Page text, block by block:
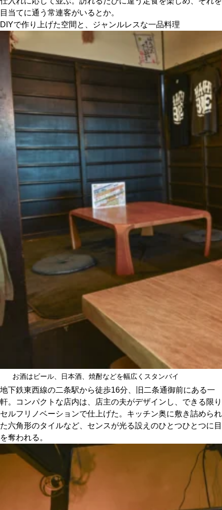
目当てに通う常連客がいるとか。
DIYで作り上げた空間と、ジャンルレスな一品料理
お酒はビール、日本酒、焼酎などを幅広くスタンバイ
地下鉄東西線の二条駅から徒歩16分、旧二条通御前にある一
軒。コンパクトな店内は、店主の夫がデザインし、できる限り
セルフリノベーションで仕上げた。キッチン奥に敷き詰められ
た六角形のタイルなど、センスが光る設えのひとつひとつに目
を奪われる。